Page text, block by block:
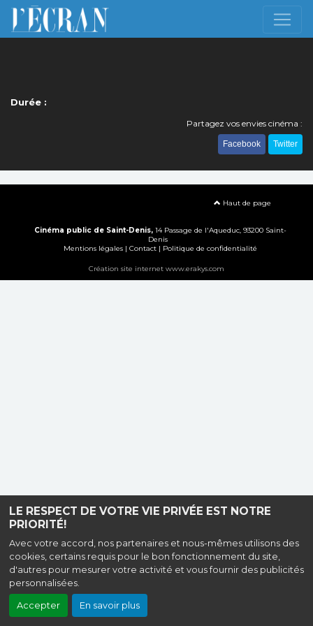
LE RESPECT DE VOTRE VIE PRIVÉE EST NOTRE
PRIORITÉ!
Avec votre accord, nos partenaires et nous-mêmes utilisons des
cookies, certains requis pour le bon fonctionnement du site,
d'autres pour mesurer votre activité et vous fournir des publicités
personnalisées.
Accepter En savoir plus
Durée :
Partagez vos envies cinéma :
Facebook Twitter
Haut de page
Cinéma public de Saint-Denis, 14 Passage de l'Aqueduc, 93200 Saint-
Denis
Mentions légales| Contact| Politique de confidentialité
Création site internet www.erakys.com